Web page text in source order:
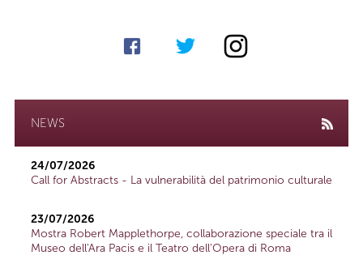
NEWS
24/07/2026
Call for Abstracts - La vulnerabilità del patrimonio culturale
23/07/2026
Mostra Robert Mapplethorpe, collaborazione speciale tra il
Museo dell'Ara Pacis e il Teatro dell'Opera di Roma